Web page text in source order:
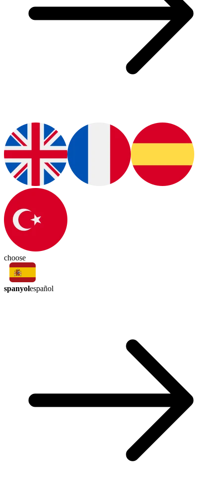
choose
spanyolespañol